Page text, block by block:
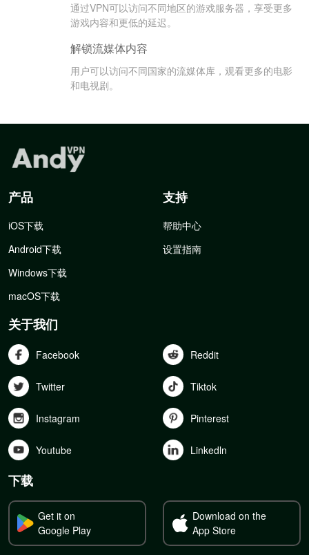
通过VPN可以访问不同地区的游戏服务器，享受更多
游戏内容和更低的延迟。
解锁流媒体内容
用户可以访问不同国家的流媒体库，观看更多的电影
和电视剧。
产品
iOS下载
Android下载
Windows下载
macOS下载
支持
帮助中心
设置指南
关于我们
Facebook Reddit
Twitter Tiktok
Instagram Pinterest
Youtube Linkedln
下载
Get it on
Google Play
Download on the
App Store